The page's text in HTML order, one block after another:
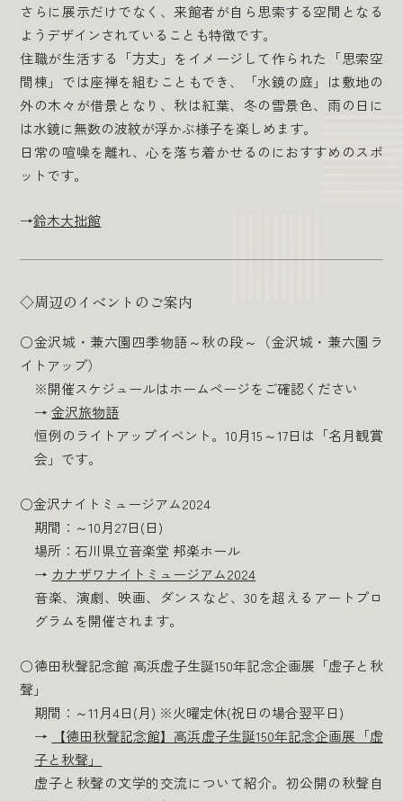
さらに展示だけでなく、来館者が自ら思索する空間となる
ようデザインされていることも特徴です。
住職が生活する「方丈」をイメージして作られた「思索空
間棟」では座禅を組むこともでき、「水鏡の庭」は敷地の
外の木々が借景となり、秋は紅葉、冬の雪景色、雨の日に
は水鏡に無数の波紋が浮かぶ様子を楽しめます。
日常の喧噪を離れ、心を落ち着かせるのにおすすめのスポ
ットです。
→鈴木大拙館
◇周辺のイベントのご案内
○金沢城・兼六園四季物語～秋の段～（金沢城・兼六園ラ
イトアップ）
※開催スケジュールはホームページをご確認ください
→金沢旅物語
恒例のライトアップイベント。10月15～17日は「名月観賞
会」です。
○金沢ナイトミュージアム2024
期間：～10月27日(日)
場所：石川県立音楽堂 邦楽ホール
→ カナザワナイトミュージアム2024
音楽、演劇、映画、ダンスなど、30を超えるアートプロ
グラムを開催されます。
○徳田秋聲記念館 高浜虚子生誕150年記念企画展「虚子と秋
聲」
期間：～11月4日(月) ※火曜定休(祝日の場合翌平日)
→
【徳田秋聲記念館】高浜虚子生誕150年記念企画展「虚
子と秋聲」
虚子と秋聲の文学的交流について紹介。初公開の秋聲自